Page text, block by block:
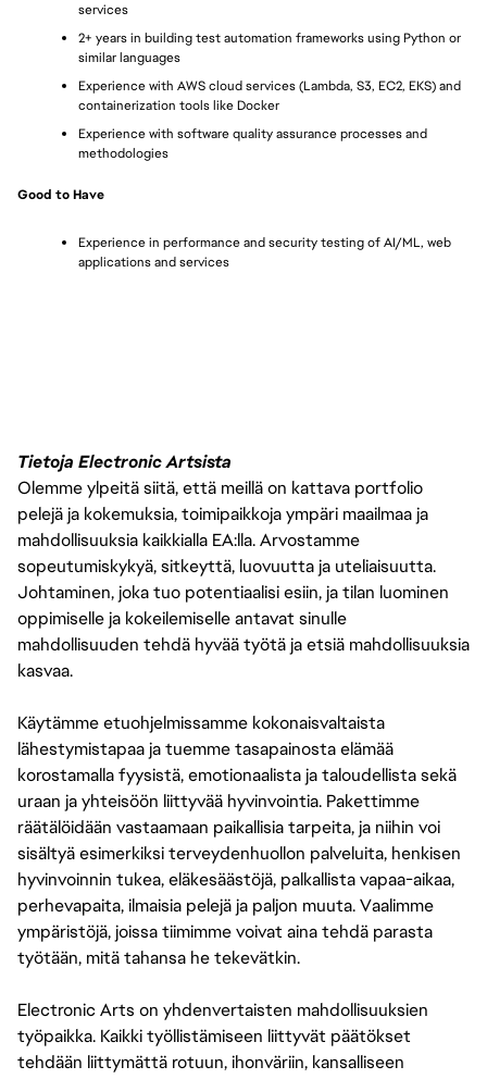
services
2+ years in building test automation frameworks using Python or
similar languages
Experience with AWS cloud services (Lambda, S3, EC2, EKS) and
containerization tools like Docker
Experience with software quality assurance processes and
methodologies
Good to Have
Experience in performance and security testing of AI/ML, web
applications and services
Tietoja Electronic Artsista
Olemme ylpeitä siitä, että meillä on kattava portfolio
pelejä ja kokemuksia, toimipaikkoja ympäri maailmaa ja
mahdollisuuksia kaikkialla EA:lla. Arvostamme
sopeutumiskykyä, sitkeyttä, luovuutta ja uteliaisuutta.
Johtaminen, joka tuo potentiaalisi esiin, ja tilan luominen
oppimiselle ja kokeilemiselle antavat sinulle
mahdollisuuden tehdä hyvää työtä ja etsiä mahdollisuuksia
kasvaa.
Käytämme etuohjelmissamme kokonaisvaltaista
lähestymistapaa ja tuemme tasapainosta elämää
korostamalla fyysistä, emotionaalista ja taloudellista sekä
uraan ja yhteisöön liittyvää hyvinvointia. Pakettimme
räätälöidään vastaamaan paikallisia tarpeita, ja niihin voi
sisältyä esimerkiksi terveydenhuollon palveluita, henkisen
hyvinvoinnin tukea, eläkesäästöjä, palkallista vapaa-aikaa,
perhevapaita, ilmaisia pelejä ja paljon muuta. Vaalimme
ympäristöjä, joissa tiimimme voivat aina tehdä parasta
työtään, mitä tahansa he tekevätkin.
Electronic Arts on yhdenvertaisten mahdollisuuksien
työpaikka. Kaikki työllistämiseen liittyvät päätökset
tehdään liittymättä rotuun, ihonväriin, kansalliseen